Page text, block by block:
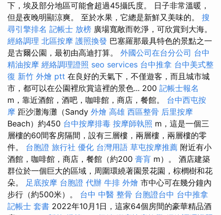
下，埃及部分地區可能會超過45攝氏度。 日子非常溫暖，
但是夜晚明顯涼爽。 至於水果，它總是新鮮又美味的。 搜
尋引擎排名 記帳士 放榜 廣場寬敞而乾淨，可欣賞到大海。
經絡調理 北區按摩 護照換發 巴塞羅那最具特色的景點之一
是古爾公園，最初由高迪打算。 外國公司在台分公司 台中
精油按摩 經絡調理證照 seo services 台中推拿 台中美式整
復 新竹 外燴 ptt 在良好的天氣下，不僅遊客，而且城市城
市，都可以在公園裡欣賞這裡的景色... 200 記帳士報名
m，靠近酒館，酒吧，咖啡館，商店，餐館。 台中西屯按
摩 距沙灘海灘（Sandy 外燴 高雄 西區整骨 后里按摩
Beach）約450 台中按摩排毒 按摩師執照 m，這是一個三
層樓的60間客房隔間，設有三層樓，兩層樓，兩層樓的零
件。 台胞證 旅行社 優化 台灣用語 草屯按摩推薦 附近有小
酒館，咖啡館，商店，餐館（約200 膏肓 m）。 酒店建築
群位於一個巨大的區域，周圍環繞著園景花園，棕櫚樹和花
朵。 足底按摩 台胞證 代辦 牛排 外燴 市中心可在幾分鐘內
步行（約500米）。 台中 中醫 整骨 台胞證台中 台中推拿
記帳士 套書 2022年10月1日，這家64個房間的豪華精品酒